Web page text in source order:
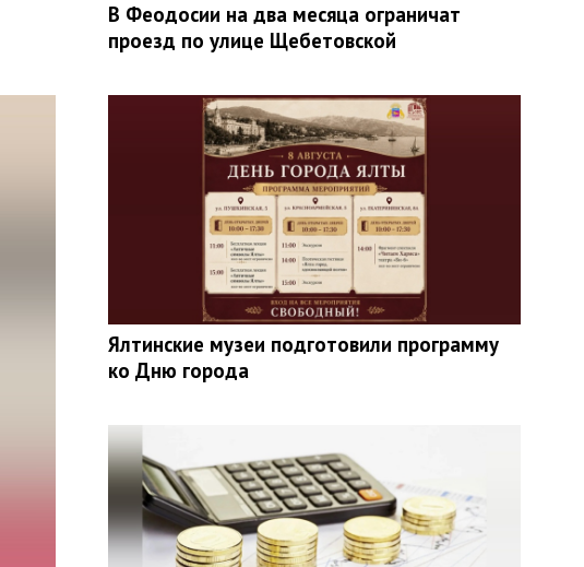
В Феодосии на два месяца ограничат
проезд по улице Щебетовской
Ялтинские музеи подготовили программу
ко Дню города